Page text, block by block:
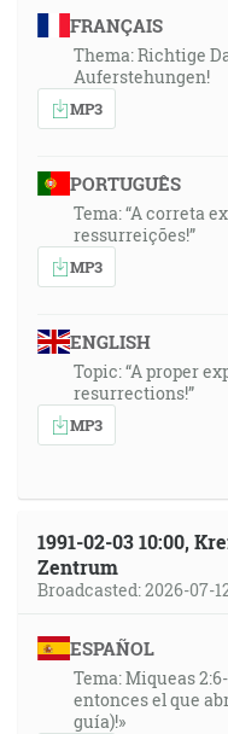
FRANÇAIS
Thema: Richtige
Auferstehungen!
MP3
PORTUGUÊS
Tema: “A correta
ressurreições!”
MP3
ENGLISH
Topic: “A proper
resurrections!”
MP3
1991-02-03 10:00,
Zentrum
Broadcasted: 2026-07-
ESPAÑOL
Tema: Miqueas
entonces el que
guía)!»